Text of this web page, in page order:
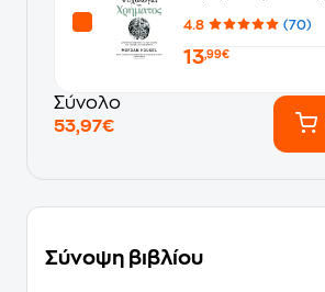
4.8 (70)
13,99€
Σύνολο
53,97€
Σύνοψη βιβλίου